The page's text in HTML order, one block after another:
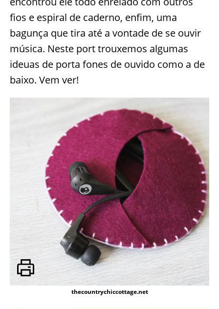
fios e espiral de caderno, enfim, uma
bagunça que tira até a vontade de se ouvir
música. Neste port trouxemos algumas
ideuas de porta fones de ouvido como a de
baixo. Vem ver!
thecountrychiccottage.net